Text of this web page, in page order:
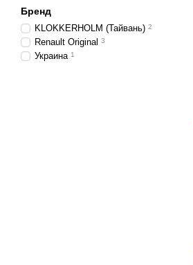
Бренд
KLOKKERHOLM (Тайвань) 2
Renault Original 3
Украина 1